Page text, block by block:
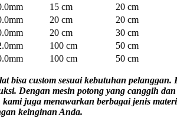
15 cm 20 cm
20 cm 20 cm
20 cm 30 cm
100 cm 50 cm
100 cm 50 cm
bisa custom sesuai kebutuhan
Dengan mesin potong yang canggih
juga menawarkan berbagai jenis
keinginan Anda.